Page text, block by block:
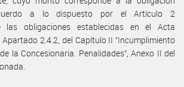
a lo dispuesto por el Artículo 2
las obligaciones establecidas en el Acta
Apartado 2.4.2, del Capítulo II “Incumplimiento
la Concesionaria. Penalidades”, Anexo II del